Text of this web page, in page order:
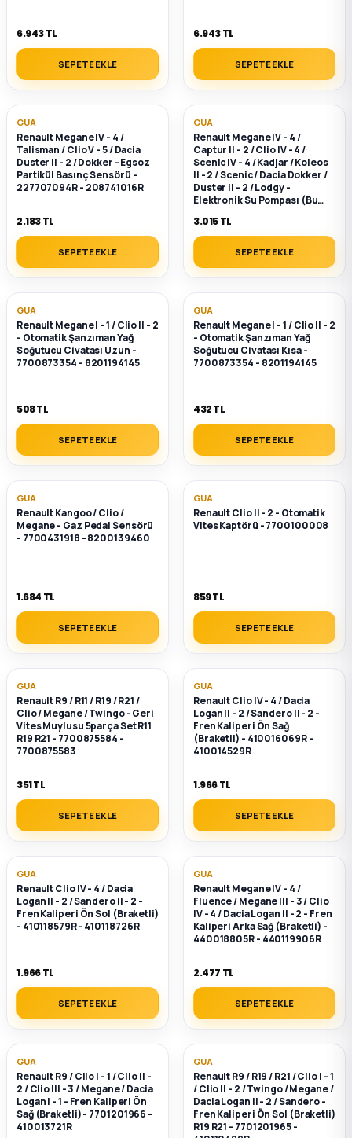
6.943 TL
SEPETE EKLE
6.943 TL
SEPETE EKLE
GUA
Renault Megane IV - 4 /
Talisman / Clio V - 5 / Dacia
Duster II - 2 / Dokker - Egsoz
Partikül Basınç Sensörü -
227707094R - 208741016R
2.183 TL
SEPETE EKLE
GUA
Renault Megane IV - 4 /
Captur II - 2 / Clio IV - 4 /
Scenic IV - 4 / Kadjar / Koleos
II - 2 / Scenic / Dacia Dokker /
Duster II - 2 / Lodgy -
Elektronik Su Pompası (Bu
144B00004R
3.015 TL
SEPETE EKLE
GUA
Renault Megane I - 1 / Clio II - 2
- Otomatik Şanzıman Yağ
Soğutucu Civatası Uzun -
7700873354 - 8201194145
508 TL
SEPETE EKLE
GUA
Renault Megane I - 1 / Clio II - 2
- Otomatik Şanzıman Yağ
Soğutucu Civatası Kısa -
7700873354 - 8201194145
432 TL
SEPETE EKLE
GUA
Renault Kangoo / Clio /
Megane - Gaz Pedal Sensörü
- 7700431918 - 8200139460
1.684 TL
SEPETE EKLE
GUA
Renault Clio II - 2 - Otomatik
Vites Kaptörü - 7700100008
859 TL
SEPETE EKLE
GUA
Renault R9 / R11 / R19 / R21 /
Clio / Megane / Twingo - Geri
Vites Muylusu 5parça Set R11
R19 R21 - 7700875584 -
7700875583
351 TL
SEPETE EKLE
GUA
Renault Clio IV - 4 / Dacia
Logan II - 2 / Sandero II - 2 -
Fren Kaliperi Ön Sağ
(Braketli) - 410016069R -
410014529R
1.966 TL
SEPETE EKLE
GUA
Renault Clio IV - 4 / Dacia
Logan II - 2 / Sandero II - 2 -
Fren Kaliperi Ön Sol (Braketli)
- 410118579R - 410118726R
1.966 TL
SEPETE EKLE
GUA
Renault Megane IV - 4 /
Fluence / Megane III - 3 / Clio
IV - 4 / Dacia Logan II - 2 - Fren
Kaliperi Arka Sağ (Braketli) -
440018805R - 440119906R
2.477 TL
SEPETE EKLE
GUA
Renault R9 / Clio I - 1 / Clio II -
2 / Clio III - 3 / Megane / Dacia
Logan I - 1 - Fren Kaliperi Ön
Sağ (Braketli) - 7701201966 -
410013721R
GUA
Renault R9 / R19 / R21 / Clio I - 1
/ Clio II - 2 / Twingo / Megane /
Dacia Logan II - 2 / Sandero -
Fren Kaliperi Ön Sol (Braketli)
R19 R21 - 7701201965 -